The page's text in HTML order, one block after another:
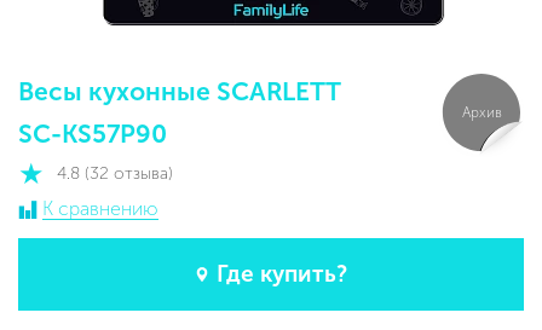
Весы кухонные SCARLETT
SC-KS57P90
4.8 (32 отзыва)
К сравнению
Где купить?
Архив